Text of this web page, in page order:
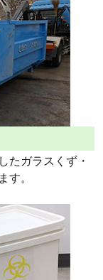
たガラスくず・
す。